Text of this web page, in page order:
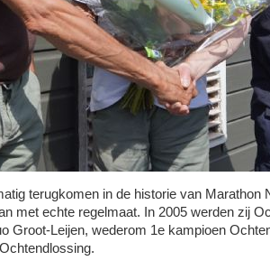
terugkomen in de historie van
met echte regelmaat. In 2005 werden zij
Groot-Leijen, wederom 1e kampioen